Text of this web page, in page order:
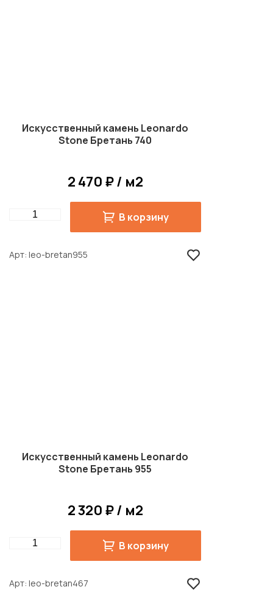
Искусственный камень Leonardo
Stone Бретань 740
2 470 ₽ / м2
Quantity В корзину
Арт leo-bretan955
Искусственный камень Leonardo
Stone Бретань 955
2 320 ₽ / м2
Quantity В корзину
Арт leo-bretan467